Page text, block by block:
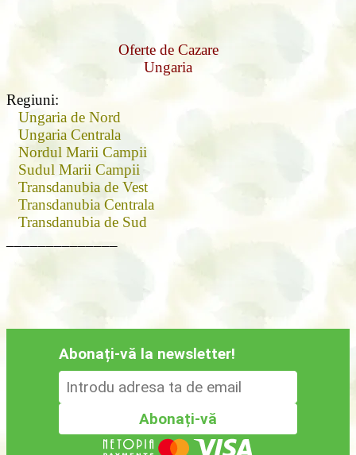
Oferte de Cazare
Ungaria
Regiuni:
Ungaria de Nord
Ungaria Centrala
Nordul Marii Campii
Sudul Marii Campii
Transdanubia de Vest
Transdanubia Centrala
Transdanubia de Sud
Abonați-vă la newsletter!